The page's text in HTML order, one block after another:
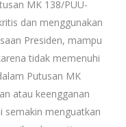
MK 138/PUU-
dan menggunakan
Presiden, mampu
tidak memenuhi
Putusan MK
atau keengganan
semakin menguatkan